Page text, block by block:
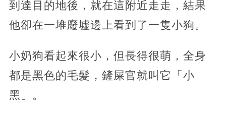
到達目的地後，就在這附近走走，結果
他卻在一堆廢墟邊上看到了一隻小狗。
小奶狗看起來很小，但長得很萌，全身
都是黑色的毛髮，鏟屎官就叫它「小
黑」。